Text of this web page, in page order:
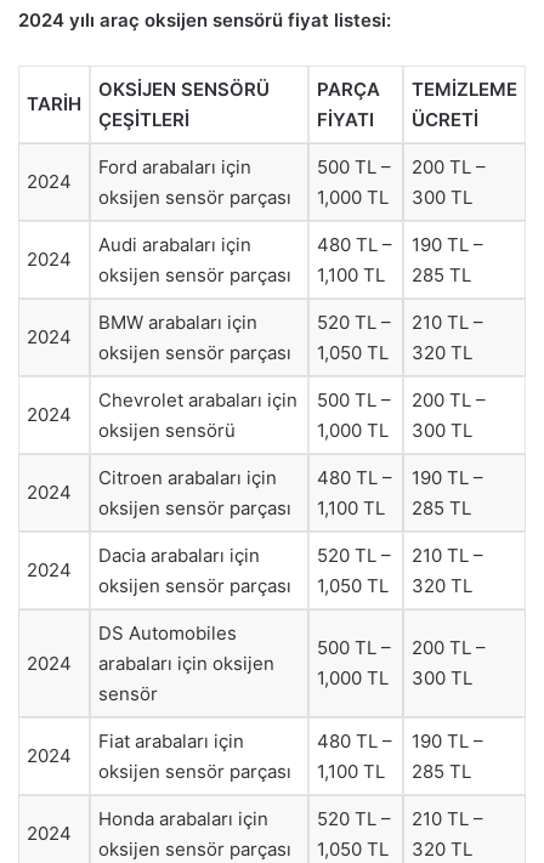
2024 yılı araç oksijen sensörü fiyat listesi:
TARİH
OKSİJEN SENSÖRÜ
ÇEŞİTLERİ
PARÇA
FİYATI
TEMİZLEME
ÜCRETİ
2024
Ford arabaları için
oksijen sensör parçası
500 TL –
1,000 TL
200 TL –
300 TL
2024
Audi arabaları için
oksijen sensör parçası
480 TL –
1,100 TL
190 TL –
285 TL
2024
BMW arabaları için
oksijen sensör parçası
520 TL –
1,050 TL
210 TL –
320 TL
2024
Chevrolet arabaları için
oksijen sensörü
500 TL –
1,000 TL
200 TL –
300 TL
2024
Citroen arabaları için
oksijen sensör parçası
480 TL –
1,100 TL
190 TL –
285 TL
2024
Dacia arabaları için
oksijen sensör parçası
520 TL –
1,050 TL
210 TL –
320 TL
2024
DS Automobiles
arabaları için oksijen
sensör
500 TL –
1,000 TL
200 TL –
300 TL
2024
Fiat arabaları için
oksijen sensör parçası
480 TL –
1,100 TL
190 TL –
285 TL
2024
Honda arabaları için
oksijen sensör parçası
520 TL –
1,050 TL
210 TL –
320 TL